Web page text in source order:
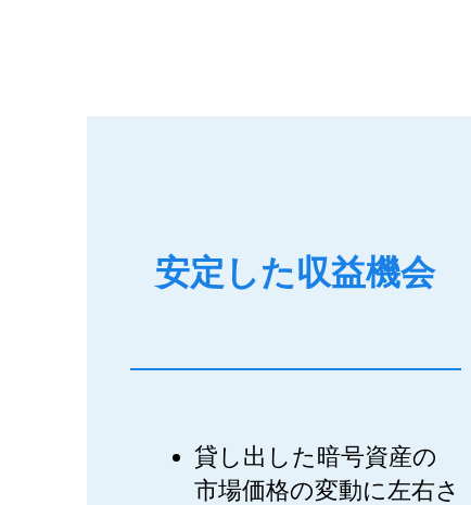
安定した収益機会
貸し出した暗号資産の
市場価格の変動に左右さ